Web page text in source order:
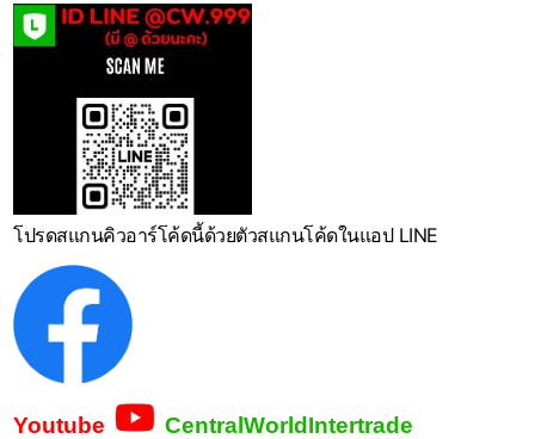
โปรดสแกนคิวอาร์โค้ดนี้ด้วยตัวสแกนโค้ดในแอป LINE
Youtube CentralWorldIntertrade